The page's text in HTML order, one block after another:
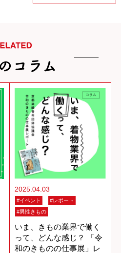
2025.04.03
#イベント
#レポート
#男性きもの
いま、きもの業界で働く
って、どんな感じ？ 「令
和のきものの仕事展」レ